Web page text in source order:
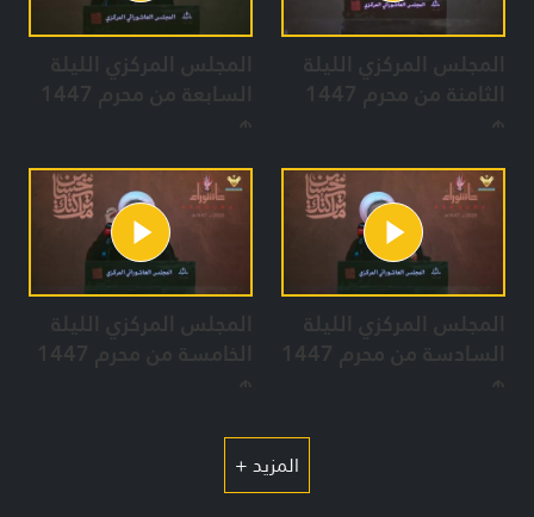
المجلس المركزي الليلة
الثامنة من محرم 1447
هـ
المجلس المركزي الليلة
السابعة من محرم 1447
هـ
المجلس المركزي الليلة
السادسة من محرم 1447
هـ
المجلس المركزي الليلة
الخامسة من محرم 1447
هـ
المزيد +